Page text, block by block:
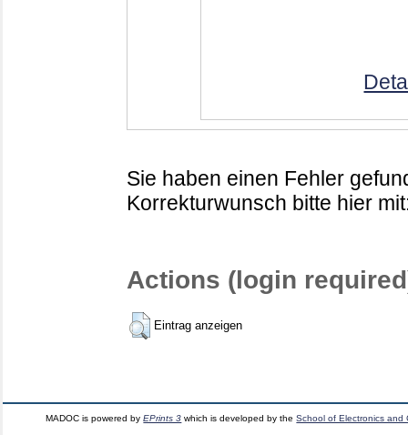
Sie haben einen Fehler
Korrekturwunsch bitte hier
Actions (login
Eintrag anzeigen
MADOC is powered byEPrints 3 which is developed by theSchool of Electronics and